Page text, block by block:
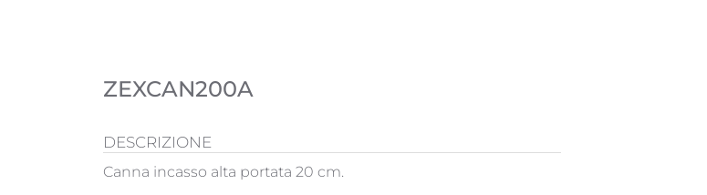
ZEXCAN200A
DESCRIZIONE
Canna incasso alta portata 20 cm.